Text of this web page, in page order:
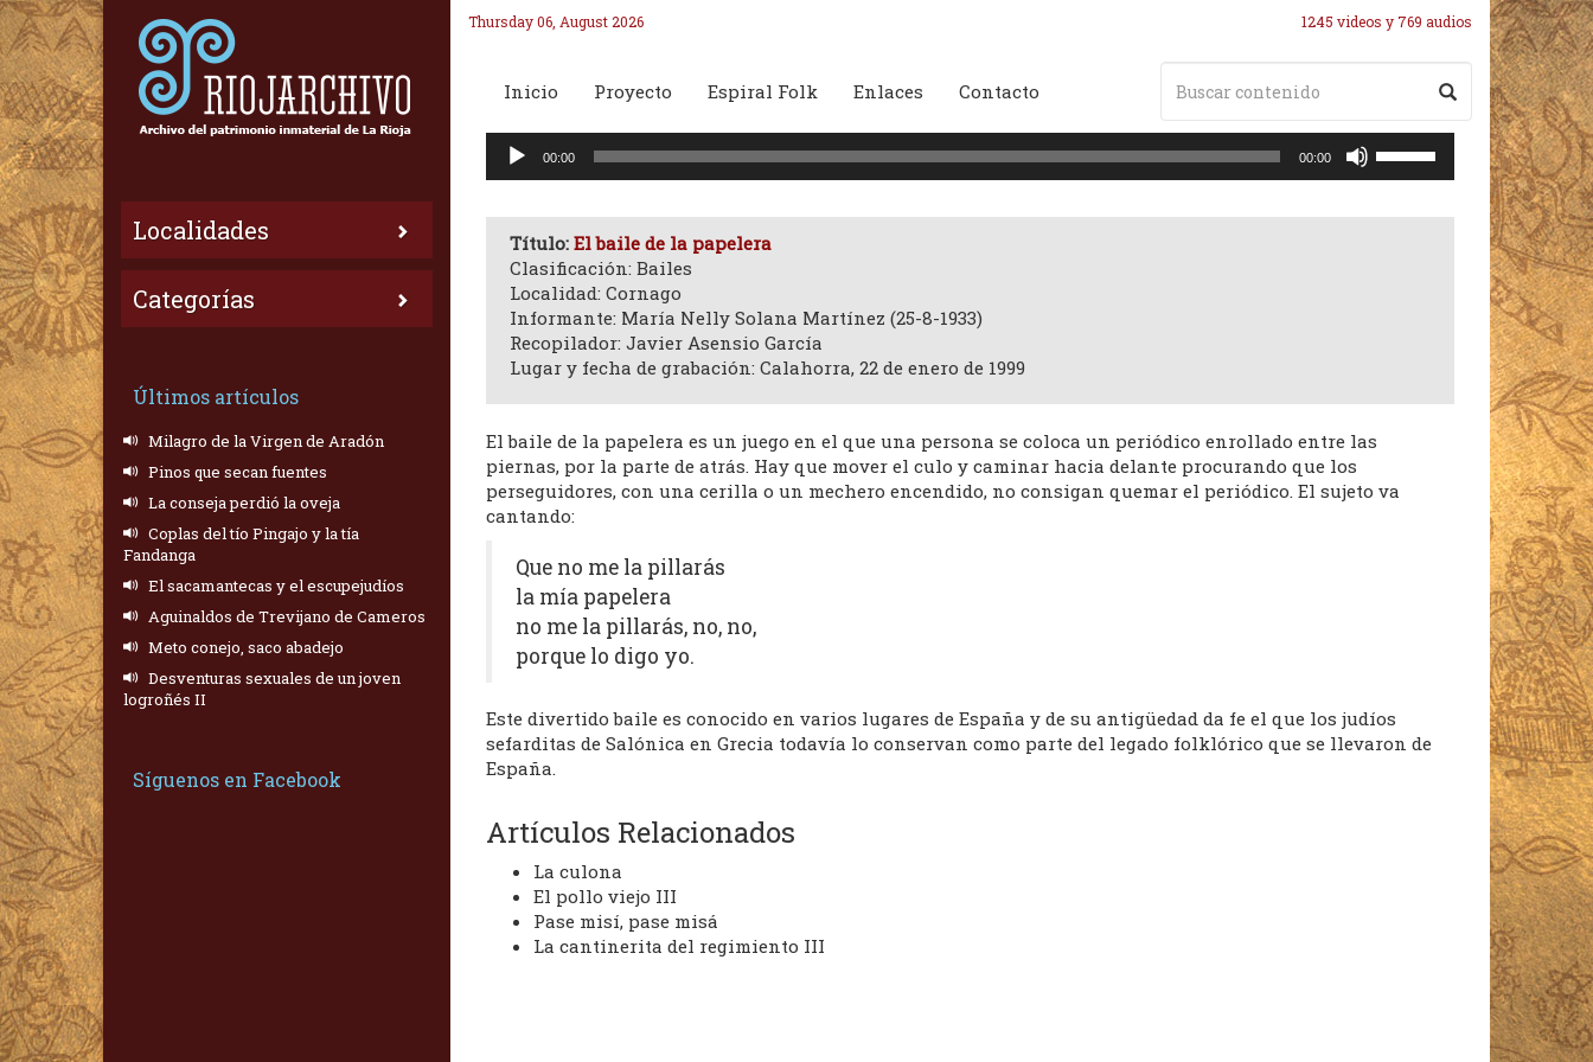
Localidades
Categorías
Últimos artículos
Milagro de la Virgen de Aradón
Pinos que secan fuentes
La conseja perdió la oveja
Coplas del tío Pingajo y la tía
Fandanga
El sacamantecas y el escupejudíos
Aguinaldos de Trevijano de Cameros
Meto conejo, saco abadejo
Desventuras sexuales de un joven
logroñés II
Síguenos en Facebook
Thursday 06, August 2026 1245 videos y 769 audios
Inicio Proyecto Espiral Folk Enlaces Contacto
Reproductor
00:00 00:00
de
Título: El baile de la papelera
Clasificación: Bailes
Localidad: Cornago
Informante: María Nelly Solana Martínez (25-8-1933)
Recopilador: Javier Asensio García
Lugar y fecha de grabación: Calahorra, 22 de enero de 1999
El baile de la papelera es un juego en el que una persona se coloca un periódico enrollado entre las
piernas, por la parte de atrás. Hay que mover el culo y caminar hacia delante procurando que los
perseguidores, con una cerilla o un mechero encendido, no consigan quemar el periódico. El sujeto va
cantando:
Que no me la pillarás
la mía papelera
no me la pillarás, no, no,
porque lo digo yo.
Este divertido baile es conocido en varios lugares de España y de su antigüedad da fe el que los judíos
sefarditas de Salónica en Grecia todavía lo conservan como parte del legado folklórico que se llevaron de
España.
Artículos Relacionados
La culona
El pollo viejo III
Pase misí, pase misá
La cantinerita del regimiento III